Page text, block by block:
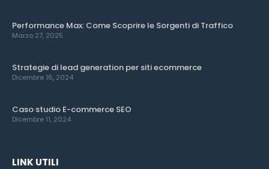
Performance Max: Come Scoprire le Sorgenti di Traffico
Marzo 27, 2025
Strategie di lead generation per siti ecommerce
Dicembre 16, 2024
Caso studio E-commerce SEO
Dicembre 11, 2024
LINK UTILI